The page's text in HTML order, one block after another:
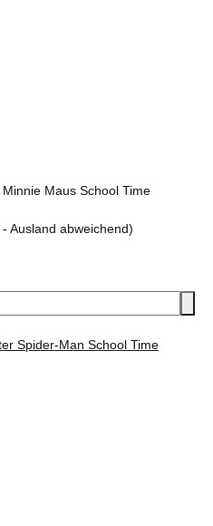
Maus School Time
- Ausland abweichend)